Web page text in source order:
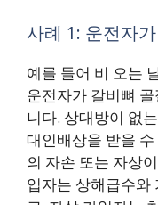
사례 1: 운전자
예를 들어 비 오는
운전자가 갈비뼈
니다. 상대방이 없
대인배상을 받을
의 자손 또는 자상
입자는 상해급수와